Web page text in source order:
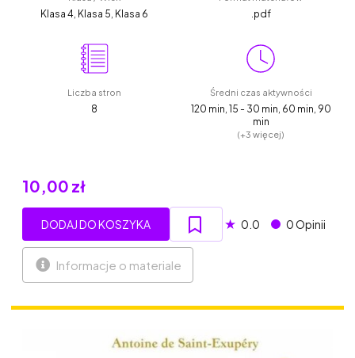
Klasa 4, Klasa 5, Klasa 6 .pdf
Liczba stron
8
Średni czas aktywności
120 min, 15 - 30 min, 60 min, 90
min
(+3 więcej)
10,00 zł
DODAJ DO KOSZYKA ★ 0.0 0 Opinii
Informacje o materiale